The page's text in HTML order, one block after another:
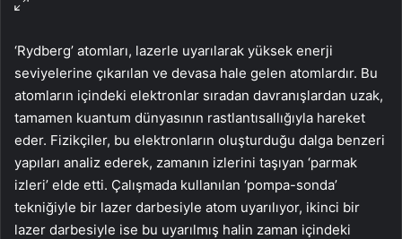
‘Rydberg’ atomları, lazerle uyarılarak yüksek enerji
seviyelerine çıkarılan ve devasa hale gelen atomlardır. Bu
atomların içindeki elektronlar sıradan davranışlardan uzak,
tamamen kuantum dünyasının rastlantısallığıyla hareket
eder. Fizikçiler, bu elektronların oluşturduğu dalga benzeri
yapıları analiz ederek, zamanın izlerini taşıyan ‘parmak
izleri’ elde etti. Çalışmada kullanılan ‘pompa-sonda’
tekniğiyle bir lazer darbesiyle atom uyarılıyor, ikinci bir
lazer darbesiyle ise bu uyarılmış halin zaman içindeki